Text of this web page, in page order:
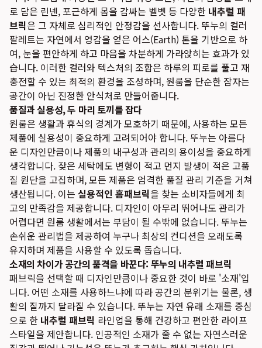
로 담은 린넨, 포근하게 몸을 감싸는 벨벳 등 다양한 내추럴 패
브릭은 그 자체로 심리적인 안정감을 선사합니다. 뚜누의 컬러
팔레트는 자연에서 영감을 얻은 어스(Earth) 톤을 기반으로 하
여, 눈을 편안하게 하고 마음을 차분하게 가라앉히는 효과가 있
습니다. 이러한 컬러와 텍스처의 조합은 하루의 피로를 풀고 재
충전할 수 있는 최적의 환경을 조성하며, 원룸을 단순한 잠자는
공간이 아닌 진정한 안식처로 만들어줍니다.
품질과 실용성, 두 마리 토끼를 잡다
원룸은 생활과 휴식의 경계가 모호하기 때문에, 사용하는 모든
제품에 실용성이 중요하게 고려되어야 합니다. 뚜누는 아름다
운 디자인만큼이나 제품의 내구성과 관리의 용이성을 중요하게
생각합니다. 잦은 세탁에도 변형이 적고 먼지 발생이 적은 고품
질 원단을 고집하며, 모든 제품은 엄격한 품질 관리 기준을 거쳐
생산됩니다. 이는 실용적인 홈패브릭을 찾는 소비자들에게 최
고의 만족감을 제공합니다. 디자인이 아무리 뛰어나도 관리가
어렵다면 원룸 생활에서는 부담이 될 수밖에 없습니다. 뚜누는
손쉬운 관리법을 제공하여 누구나 최상의 컨디션을 오래도록
유지하며 제품을 사용할 수 있도록 돕습니다.
소재의 차이가 공간의 품격을 바꾼다: 뚜누의 내추럴 패브릭
패브릭을 선택할 때 디자인만큼이나 중요한 것이 바로 '소재'입
니다. 어떤 소재를 사용하느냐에 따라 공간의 분위기는 물론, 생
활의 질까지 달라질 수 있습니다. 뚜누는 자연 유래 소재를 중심
으로 한 내추럴 패브릭 라인업을 통해 건강하고 편안한 라이프
스타일을 제안합니다. 인공적인 소재가 줄 수 없는 자연스러운